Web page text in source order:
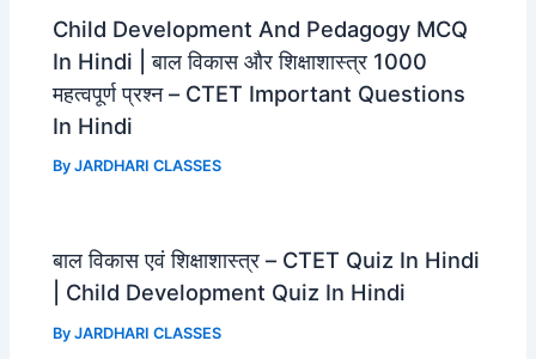
p m
Child Development And Pedagogy MCQ
In Hindi | बाल विकास और शिक्षाशास्त्र 1000
महत्वपूर्ण प्रश्न – CTET Important Questions
In Hindi
ByJARDHARI CLASSES
बाल विकास एवं शिक्षाशास्त्र – CTET Quiz In Hindi
| Child Development Quiz In Hindi
ByJARDHARI CLASSES